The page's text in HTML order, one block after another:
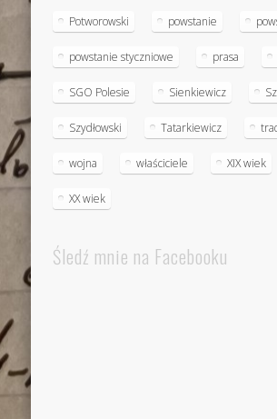
Potworowski powstanie
powstanie styczniowe prasa
SGO Polesie Sienkiewicz
Szydłowski Tatarkiewicz
wojna właściciele XIX wiek
XX wiek
Śledź mnie na Facebooku